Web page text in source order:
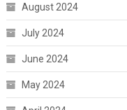
August 2024
July 2024
June 2024
May 2024